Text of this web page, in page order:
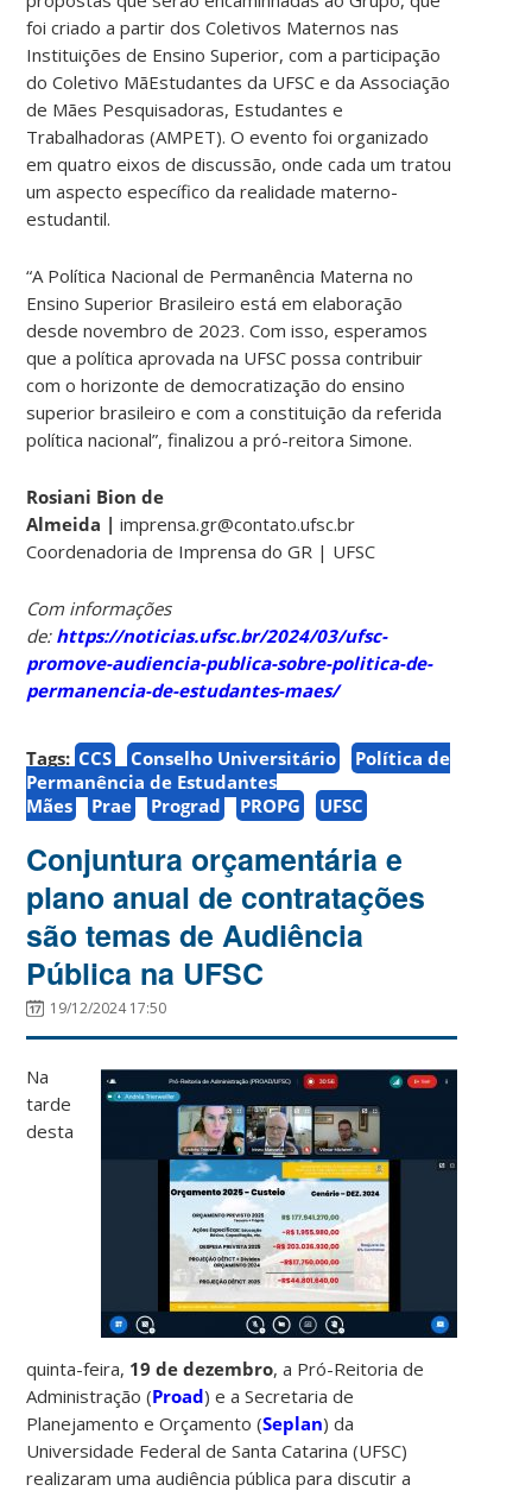
foi criado a partir dos Coletivos Maternos nas
Instituições de Ensino Superior, com a participação
do Coletivo MãEstudantes da UFSC e da Associação
de Mães Pesquisadoras, Estudantes e
Trabalhadoras (AMPET). O evento foi organizado
em quatro eixos de discussão, onde cada um tratou
um aspecto específico da realidade materno-
estudantil.
“A Política Nacional de Permanência Materna no
Ensino Superior Brasileiro está em elaboração
desde novembro de 2023. Com isso, esperamos
que a política aprovada na UFSC possa contribuir
com o horizonte de democratização do ensino
superior brasileiro e com a constituição da referida
política nacional”, finalizou a pró-reitora Simone.
Rosiani Bion de
Almeida |imprensa.gr@contato.ufsc.br
Coordenadoria de Imprensa do GR | UFSC
Com informações
de: https://noticias.ufsc.br/2024/03/ufsc-
promove-audiencia-publica-sobre-politica-de-
permanencia-de-estudantes-maes/
Tags: CCS Conselho Universitário
Política de
Permanência de Estudantes
Mães
Prae Prograd PROPG UFSC
Conjuntura orçamentária e
plano anual de contratações
são temas de Audiência
Pública na UFSC
19/12/2024 17:50
Na
tarde
desta
quinta-feira, 19 de dezembro, a Pró-Reitoria de
Administração (Proad) e a Secretaria de
Planejamento e Orçamento (Seplan) da
Universidade Federal de Santa Catarina (UFSC)
realizaram uma audiência pública para discutir a